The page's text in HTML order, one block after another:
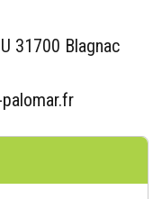
31700 Blagnac